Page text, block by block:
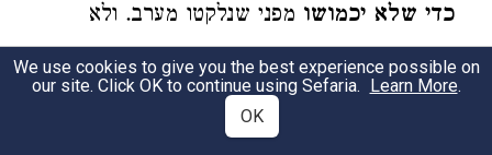
כדי שלא יכמושו מפני שנלקטו מערב. ולא
נזקפין עד למחר. ובבתיהם לא היו יכולים
להניחם. עד למחר. כי אז לא יוכלו להביאם מן
We use cookies to give you the best experience possible on
our site. Click OK to continue using Sefaria. Learn More.
OK